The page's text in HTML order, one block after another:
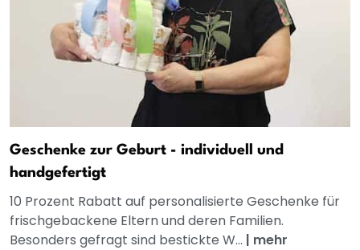
Geschenke zur Geburt - individuell und
handgefertigt
10 Prozent Rabatt auf personalisierte Geschenke für
frischgebackene Eltern und deren Familien.
Besonders gefragt sind bestickte W... | mehr